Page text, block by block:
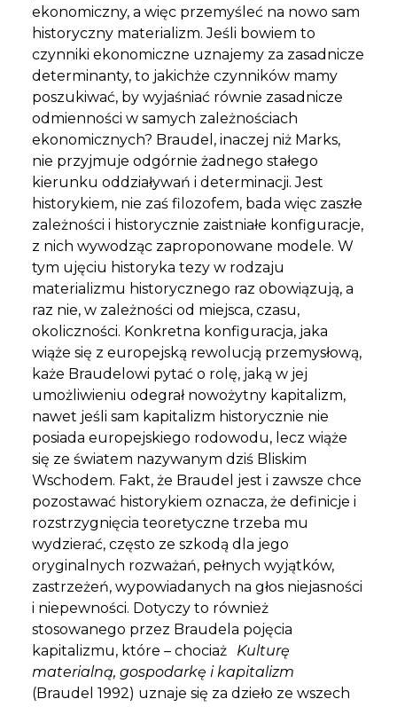
ekonomiczny, a więc przemyśleć na nowo sam
historyczny materializm. Jeśli bowiem to
czynniki ekonomiczne uznajemy za zasadnicze
determinanty, to jakichże czynników mamy
poszukiwać, by wyjaśniać równie zasadnicze
odmienności w samych zależnościach
ekonomicznych? Braudel, inaczej niż Marks,
nie przyjmuje odgórnie żadnego stałego
kierunku oddziaływań i determinacji. Jest
historykiem, nie zaś filozofem, bada więc zaszłe
zależności i historycznie zaistniałe konfiguracje,
z nich wywodząc zaproponowane modele. W
tym ujęciu historyka tezy w rodzaju
materializmu historycznego raz obowiązują, a
raz nie, w zależności od miejsca, czasu,
okoliczności. Konkretna konfiguracja, jaka
wiąże się z europejską rewolucją przemysłową,
każe Braudelowi pytać o rolę, jaką w jej
umożliwieniu odegrał nowożytny kapitalizm,
nawet jeśli sam kapitalizm historycznie nie
posiada europejskiego rodowodu, lecz wiąże
się ze światem nazywanym dziś Bliskim
Wschodem. Fakt, że Braudel jest i zawsze chce
pozostawać historykiem oznacza, że definicje i
rozstrzygnięcia teoretyczne trzeba mu
wydzierać, często ze szkodą dla jego
oryginalnych rozważań, pełnych wyjątków,
zastrzeżeń, wypowiadanych na głos niejasności
i niepewności. Dotyczy to również
stosowanego przez Braudela pojęcia
kapitalizmu, które – chociaż
Kulturę
materialną, gospodarkę i kapitalizm
(Braudel 1992) uznaje się za dzieło ze wszech